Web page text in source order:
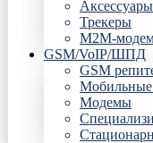
Трекеры
М2М-
GSM/VoIP/ШПД
GSM
Мобильные
Модемы